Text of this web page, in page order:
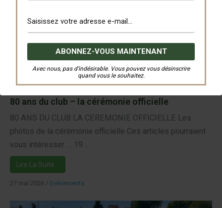
Avec nous, pas d’indésirable. Vous pouvez vous désinscrire
quand vous le souhaitez.
80 ans du club – la cérémonie officielle
80 ANS DU CLUB LA CEREMONIE OFFICIELLE Les
photos de la cérémonie officielle Ces articles pourraient
vous intéresser … 19 ...
Lire La Suite…
27 mai 2026 / Evénements